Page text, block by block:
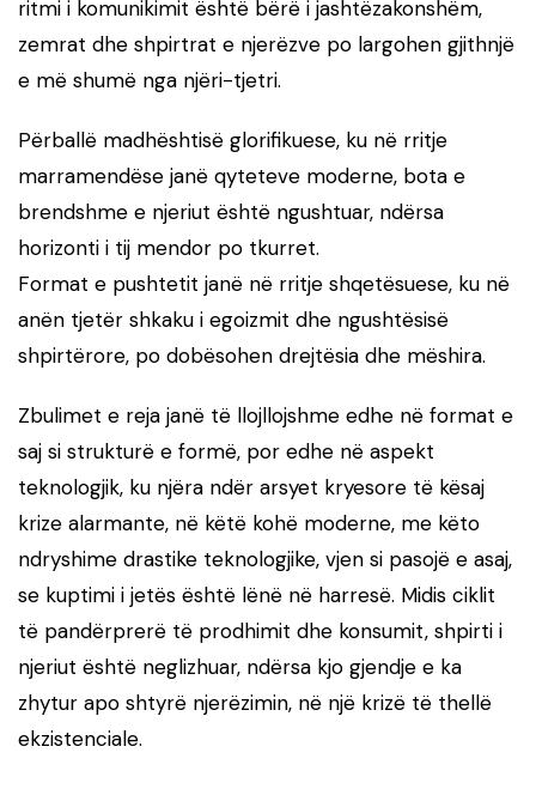
ritmi i komunikimit është bërë i jashtëzakonshëm,
zemrat dhe shpirtrat e njerëzve po largohen gjithnjë
e më shumë nga njëri-tjetri.
Përballë madhështisë glorifikuese, ku në rritje
marramendëse janë qyteteve moderne, bota e
brendshme e njeriut është ngushtuar, ndërsa
horizonti i tij mendor po tkurret.
Format e pushtetit janë në rritje shqetësuese, ku në
anën tjetër shkaku i egoizmit dhe ngushtësisë
shpirtërore, po dobësohen drejtësia dhe mëshira.
Zbulimet e reja janë të llojllojshme edhe në format e
saj si strukturë e formë, por edhe në aspekt
teknologjik, ku njëra ndër arsyet kryesore të kësaj
krize alarmante, në këtë kohë moderne, me këto
ndryshime drastike teknologjike, vjen si pasojë e asaj,
se kuptimi i jetës është lënë në harresë. Midis ciklit
të pandërprerë të prodhimit dhe konsumit, shpirti i
njeriut është neglizhuar, ndërsa kjo gjendje e ka
zhytur apo shtyrë njerëzimin, në një krizë të thellë
ekzistenciale.